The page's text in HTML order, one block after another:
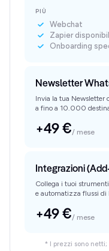
PIÙ
Webchat
Zapier
Onboarding
Newsletter
Invia la tua Newsletter
a fino a 10.000
+49 €/ mese
Integrazioni
Collega i tuoi
e automatizza flussi di
+49 €/ mese
* I prezzi sono